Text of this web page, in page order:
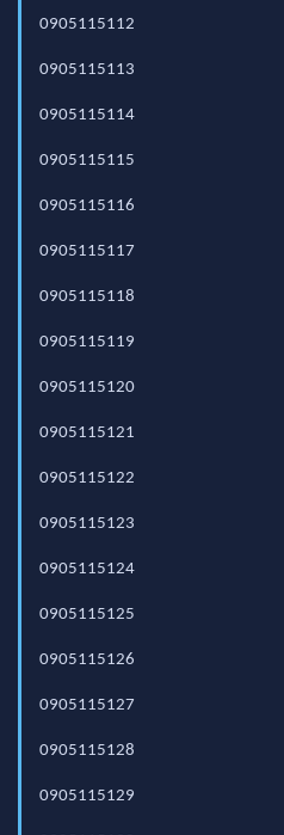
0905115112
0905115113
0905115114
0905115115
0905115116
0905115117
0905115118
0905115119
0905115120
0905115121
0905115122
0905115123
0905115124
0905115125
0905115126
0905115127
0905115128
0905115129